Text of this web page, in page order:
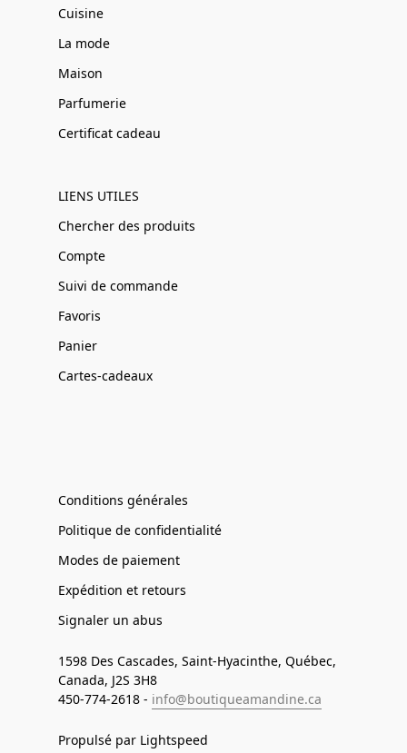
Cuisine
La mode
Maison
Parfumerie
Certificat cadeau
LIENS UTILES
Chercher des produits
Compte
Suivi de commande
Favoris
Panier
Cartes-cadeaux
Conditions générales
Politique de confidentialité
Modes de paiement
Expédition et retours
Signaler un abus
1598 Des Cascades, Saint-Hyacinthe, Québec,
Canada, J2S 3H8
450-774-2618 - info@boutiqueamandine.ca
Propulsé par Lightspeed